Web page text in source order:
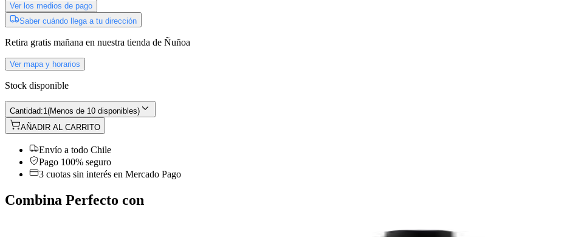
Ver los medios de pago
Saber cuándo llega a tu dirección
Retira gratis mañana en nuestra tienda de Ñuñoa
Ver mapa y horarios
Stock disponible
Cantidad:1 (Menos de 10 disponibles)
AÑADIR AL CARRITO
Envío a todo Chile
Pago 100% seguro
3 cuotas sin interés en Mercado Pago
Combina Perfecto con